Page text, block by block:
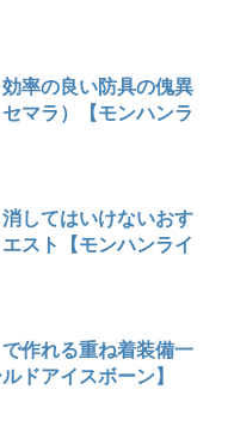
効率の良い防具の傀異
マラ）【モンハンラ
消してはいけないおす
スト【モンハンライ
作れる重ね着装備一
ドアイスボーン】